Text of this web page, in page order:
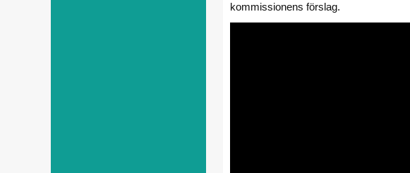
kommissionens förslag.